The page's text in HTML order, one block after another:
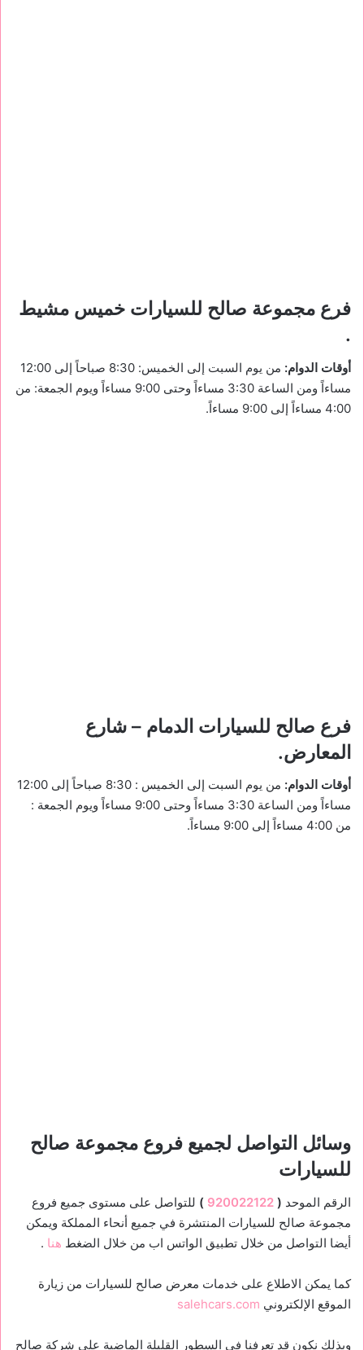
فرع مجموعة صالح للسيارات خميس مشيط
.
أوقات الدوام:
من يوم السبت إلى الخميس: 8:30 صباحاً إلى 12:00
مساءاً ومن الساعة 3:30 مساءاً وحتى 9:00 مساءاً ويوم الجمعة: من
4:00 مساءاً إلى 9:00 مساءاً.
فرع صالح للسيارات الدمام – شارع
المعارض.
أوقات الدوام:
من يوم السبت إلى الخميس : 8:30 صباحاً إلى 12:00
مساءاً ومن الساعة 3:30 مساءاً وحتى 9:00 مساءاً ويوم الجمعة :
من 4:00 مساءاً إلى 9:00 مساءاً.
وسائل التواصل لجميع فروع مجموعة صالح
للسيارات
الرقم الموحد (
920022122
) للتواصل على مستوى جميع فروع
مجموعة صالح للسيارات المنتشرة في جميع أنحاء المملكة ويمكن
أيضا التواصل من خلال تطبيق الواتس اب من خلال الضغط هنا .
كما يمكن الاطلاع على خدمات معرض صالح للسيارات من زيارة
الموقع الإلكتروني salehcars.com
وبذلك نكون قد تعرفنا في السطور القليلة الماضية على شركة صالح